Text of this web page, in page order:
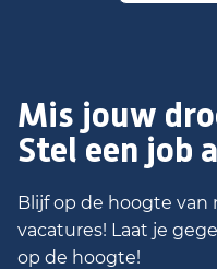
Mis jouw
Stel een job
Blijf op de hoogte van
vacatures! Laat je
op de hoogte!